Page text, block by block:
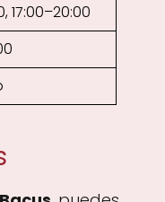
17:00–20:00